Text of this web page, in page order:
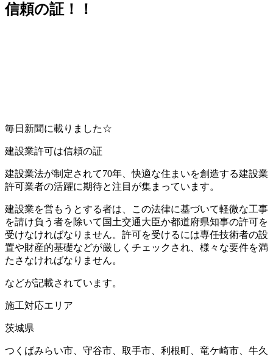
信頼の証！！
毎日新聞に載りました☆
建設業許可は信頼の証
建設業法が制定されて70年、快適な住まいを創造する建設業
許可業者の活躍に期待と注目が集まっています。
建設業を営もうとする者は、この法律に基づいて軽微な工事
を請け負う者を除いて国土交通大臣か都道府県知事の許可を
受けなければなりません。許可を受けるには専任技術者の設
置や財産的基礎などが厳しくチェックされ、様々な要件を満
たさなければなりません。
などが記載されています。
施工対応エリア
茨城県
つくばみらい市、守谷市、取手市、利根町、竜ケ崎市、牛久